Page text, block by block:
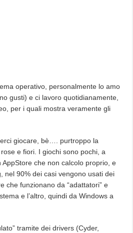
operativo, personalmente lo amo
gusti) e ci lavoro quotidianamente,
per i quali mostra veramente gli
giocare, bè…. purtroppo la
e fiori. I giochi sono pochi, a
che non calcolo proprio, e
nel 90% dei casi vengono usati dei
che funzionano da “adattatori” e
e l’altro, quindi da Windows a
tramite dei drivers (Cyder,